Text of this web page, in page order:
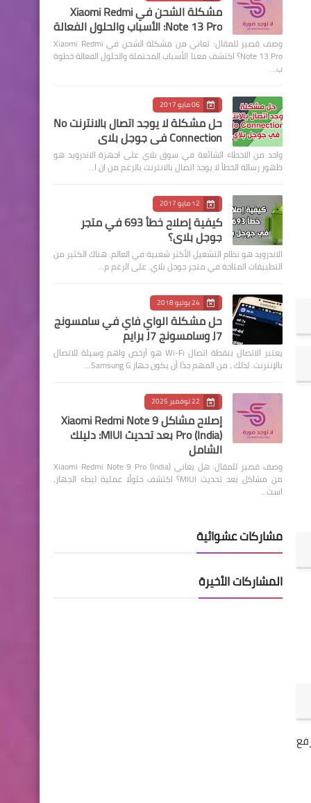
مشكلة الشحن في Xiaomi Redmi
Note 13 Pro: الأسباب والحلول الفعالة
وصف قصير للمقال: تعاني من مشكلة الشحن في Xiaomi Redmi
Note 13 Pro؟ اكتشف معنا الأسباب المحتملة والحلول الفعالة خطوة
ب…
06 مايو 2017
حل مشكلة لا يوجد اتصال بالانترنت No
Connection في جوجل بلاي
واحد من الاخطاء الشائعة في سوق بلاي على اجهزة الاندرويد هو
ظهور رسالة الخطأ لا يوجد اتصال بالانترنت بالرغم من ان ا…
12 مايو 2017
كيفية إصلاح خطأ 693 في متجر
جوجل بلاي؟
الاندرويد هو نظام التشغيل الأكثر شعبية في العالم. هناك الكثير من
التطبيقات المتاحة في متجر جوجل بلاي. على الرغم م…
24 يوليو 2018
حل مشكلة الواي فاي في سامسونج
J7 وسامسونج J7 برايم
يعتبر الاتصال بنقطة اتصال Wi-Fi هو أرخص واهم وسيلة للاتصال
بالإنترنت. لذلك ، من المهم جدًا أن يكون جهاز Samsung G…
22 نوفمبر 2025
إصلاح مشاكل Xiaomi Redmi Note 9
Pro (India) بعد تحديث MIUI: دليلك
الشامل
وصف قصير للمقال: هل يعاني Xiaomi Redmi Note 9 Pro (India)
من مشاكل بعد تحديث MIUI؟ اكتشف حلولًا عملية لبطء الجهاز،
است…
مشاركات عشوائية
المشاركات الأخيرة